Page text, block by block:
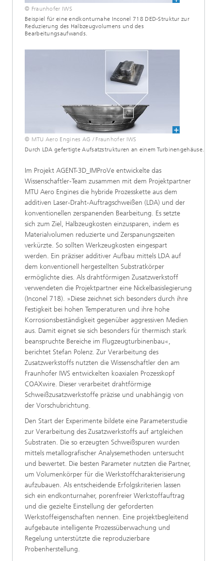
© Fraunhofer IWS
Beispiel für eine endkonturnahe Inconel 718 DED-Struktur zur
Reduzierung des Halbzeugvolumens und des
Bearbeitungsaufwands.
© MTU Aero Engines AG / Fraunhofer IWS
Durch LDA gefertigte Aufsatzstrukturen an einem Turbinengehäuse.
Im Projekt AGENT-3D_IMProVe entwickelte das
Wissenschaftler-Team zusammen mit dem Projektpartner
MTU Aero Engines die hybride Prozesskette aus dem
additiven Laser-Draht-Auftragschweißen (LDA) und der
konventionellen zerspanenden Bearbeitung. Es setzte
sich zum Ziel, Halbzeugkosten einzusparen, indem es
Materialvolumen reduzierte und Zerspanungszeiten
verkürzte. So sollten Werkzeugkosten eingespart
werden. Ein präziser additiver Aufbau mittels LDA auf
dem konventionell hergestellten Substratkörper
ermöglichte dies. Als drahtförmigen Zusatzwerkstoff
verwendeten die Projektpartner eine Nickelbasislegierung
(Inconel 718). »Diese zeichnet sich besonders durch ihre
Festigkeit bei hohen Temperaturen und ihre hohe
Korrosionsbeständigkeit gegenüber aggressiven Medien
aus. Damit eignet sie sich besonders für thermisch stark
beanspruchte Bereiche im Flugzeugturbinenbau«,
berichtet Stefan Polenz. Zur Verarbeitung des
Zusatzwerkstoffs nutzten die Wissenschaftler den am
Fraunhofer IWS entwickelten koaxialen Prozesskopf
COAXwire. Dieser verarbeitet drahtförmige
Schweißzusatzwerkstoffe präzise und unabhängig von
der Vorschubrichtung.
Den Start der Experimente bildete eine Parameterstudie
zur Verarbeitung des Zusatzwerkstoffs auf artgleichen
Substraten. Die so erzeugten Schweißspuren wurden
mittels metallografischer Ana­lysemethoden untersucht
und bewertet. Die besten Parameter nutzten die Partner,
um Volumenkörper für die Werkstoffcha­rakterisierung
aufzubauen. Als entscheidende Erfolgskriterien lassen
sich ein endkonturnaher, porenfreier Werkstoffauftrag
und die gezielte Einstellung der geforderten
Werkstoffeigen­schaften nennen. Eine projektbegleitend
aufgebaute intelli­gente Prozessüberwachung und
Regelung unterstützte die reproduzierbare
Probenherstellung.